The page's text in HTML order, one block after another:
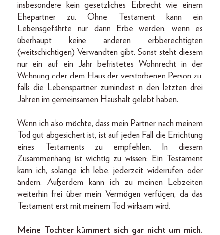
insbesondere kein gesetzliches Erbrecht wie einem
Ehepartner zu. Ohne Testament kann ein
Lebensgefährte nur dann Erbe werden, wenn es
überhaupt keine anderen erbberechtigten
(weitschichtigen) Verwandten gibt. Sonst steht diesem
nur ein auf ein Jahr befristetes Wohnrecht in der
Wohnung oder dem Haus der verstorbenen Person zu,
falls die Lebenspartner zumindest in den letzten drei
Jahren im gemeinsamen Haushalt gelebt haben.
Wenn ich also möchte, dass mein Partner nach meinem
Tod gut abgesichert ist, ist auf jeden Fall die Errichtung
eines Testaments zu empfehlen. In diesem
Zusammenhang ist wichtig zu wissen: Ein Testament
kann ich, solange ich lebe, jederzeit widerrufen oder
ändern. Außerdem kann ich zu meinen Lebzeiten
weiterhin frei über mein Vermögen verfügen, da das
Testament erst mit meinem Tod wirksam wird.
Meine Tochter kümmert sich gar nicht um mich.